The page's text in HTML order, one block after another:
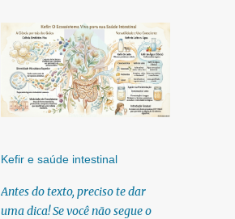
Kefir e saúde intestinal
Antes do texto, preciso te dar
uma dica! Se você não segue o